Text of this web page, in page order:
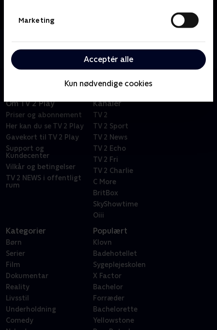
Marketing
Acceptér alle
Kun nødvendige cookies
Se 19.30-nyhederne fra TV2 Bornholm.
Om TV 2 Play
Priser og abonnement
Her kan du se TV 2 Play
Gavekort til TV 2 Play
Support og
Kundecenter
Vilkår og betingelser
TV 2 NEWS i offentligt
rum
Kanaler
TV 2
TV 2 Sport
TV 2 News
TV 2 Echo
TV 2 Fri
TV 2 Charlie
C More
BritBox
SkyShowtime
Oiii
Kategorier
Børn
Serier
Film
Dokumentar
Reality
Livsstil
Underholdning
Comedy
Populært
Klovn
Badehotellet
Sygeplejeskolen
X Factor
Bachelor
Forræder
Bachelorette
Yellowstone